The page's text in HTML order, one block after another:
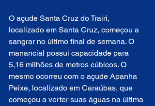
O açude Santa Cruz do Trairi,
localizado em Santa Cruz, começou a
sangrar no último final de semana. O
manancial possui capacidade para
5,16 milhões de metros cúbicos. O
mesmo ocorreu com o açude Apanha
Peixe, localizado em Caraúbas, que
começou a verter suas águas na última